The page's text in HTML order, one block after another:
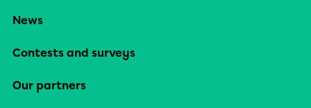
News
Contests and surveys
Our partners